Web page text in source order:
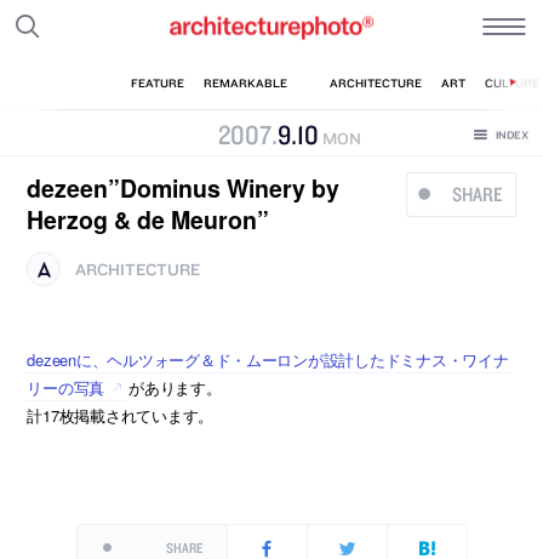
2007.9.10 MON
SHARE
dezeen”Dominus Winery by
Herzog & de Meuron”
ARCHITECTURE
dezeenに、ヘルツォーグ＆ド・ムーロンが設計したドミナス・ワイナ
リーの写真
があります。
計17枚掲載されています。
SHARE